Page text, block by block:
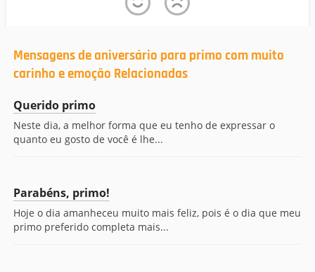
Mensagens de aniversário para primo com muito
carinho e emoção Relacionadas
Querido primo
Neste dia, a melhor forma que eu tenho de expressar o
quanto eu gosto de você é lhe...
Parabéns, primo!
Hoje o dia amanheceu muito mais feliz, pois é o dia que meu
primo preferido completa mais...